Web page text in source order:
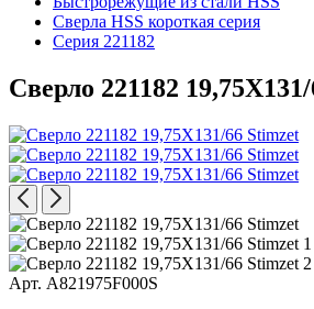
Сверла HSS короткая серия
Серия 221182
Сверло 221182
Арт. A821975F000S